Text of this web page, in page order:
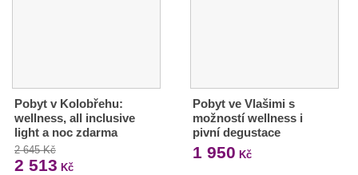
Pobyt v Kolobřehu:
wellness, all inclusive
light a noc zdarma
2 645 Kč
2 513 Kč
Pobyt ve Vlašimi s
možností wellness i
pivní degustace
1 950 Kč